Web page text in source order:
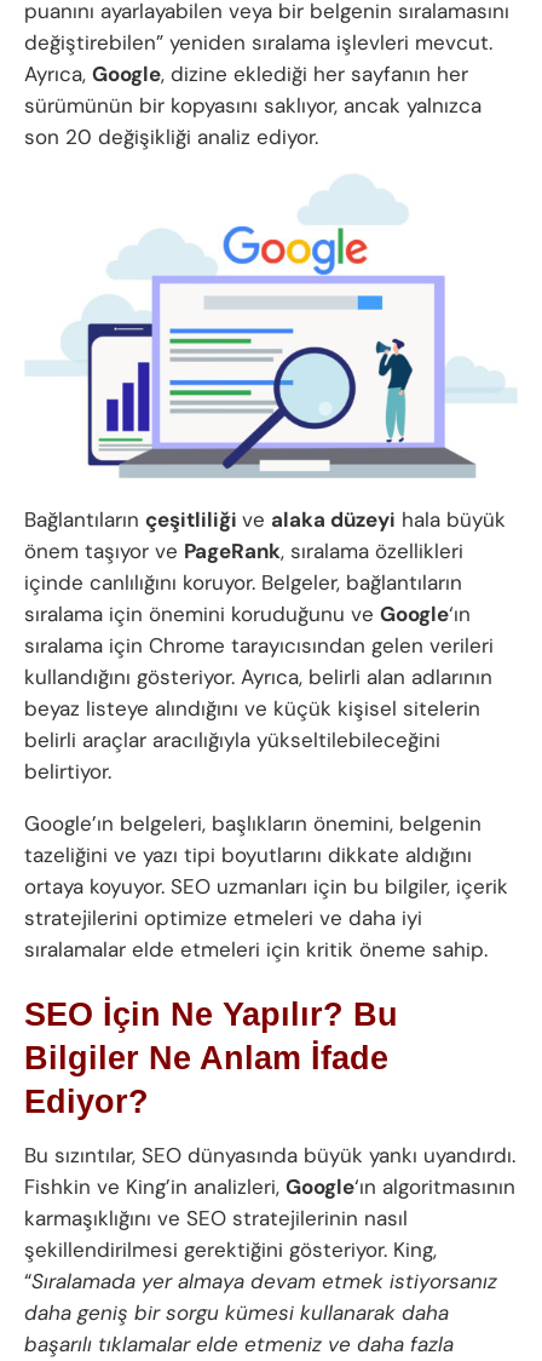
puanını ayarlayabilen veya bir belgenin sıralamasını
değiştirebilen” yeniden sıralama işlevleri mevcut.
Ayrıca, Google, dizine eklediği her sayfanın her
sürümünün bir kopyasını saklıyor, ancak yalnızca
son 20 değişikliği analiz ediyor.
Bağlantıların çeşitliliği ve alaka düzeyi hala büyük
önem taşıyor ve PageRank, sıralama özellikleri
içinde canlılığını koruyor. Belgeler, bağlantıların
sıralama için önemini koruduğunu ve Google‘ın
sıralama için Chrome tarayıcısından gelen verileri
kullandığını gösteriyor. Ayrıca, belirli alan adlarının
beyaz listeye alındığını ve küçük kişisel sitelerin
belirli araçlar aracılığıyla yükseltilebileceğini
belirtiyor.
Google’ın belgeleri, başlıkların önemini, belgenin
tazeliğini ve yazı tipi boyutlarını dikkate aldığını
ortaya koyuyor. SEO uzmanları için bu bilgiler, içerik
stratejilerini optimize etmeleri ve daha iyi
sıralamalar elde etmeleri için kritik öneme sahip.
SEO İçin Ne Yapılır? Bu
Bilgiler Ne Anlam İfade
Ediyor?
Bu sızıntılar, SEO dünyasında büyük yankı uyandırdı.
Fishkin ve King’in analizleri, Google‘ın algoritmasının
karmaşıklığını ve SEO stratejilerinin nasıl
şekillendirilmesi gerektiğini gösteriyor. King,
“Sıralamada yer almaya devam etmek istiyorsanız
daha geniş bir sorgu kümesi kullanarak daha
başarılı tıklamalar elde etmeniz ve daha fazla